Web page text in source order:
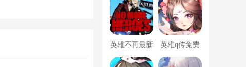
英雄不再最新
版
英雄q传免费
版